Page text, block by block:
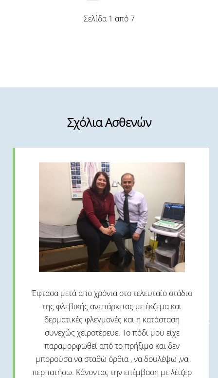
Σελίδα 1 από 7
Σχόλια Ασθενών
Έφτασα μετά απο χρόνια στο τελευταίο στάδιο
της φλεβικής ανεπάρκειας με έκζεμα και
δερματικές φλεγμονές και η κατάσταση
συνεχώς χειροτέρευε. Το πόδι μου είχε
παραμορφωθεί από το πρήξιμο και δεν
μπορούσα να σταθώ όρθια , να δουλέψω ,να
περπατήσω. Κάνοντας την επέμβαση με λέιζερ